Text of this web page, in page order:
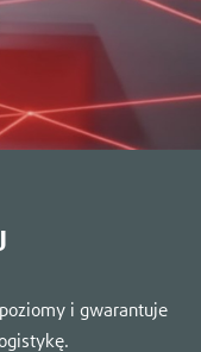
i gwarantuje